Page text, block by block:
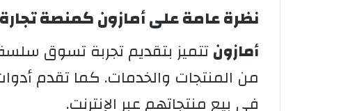
نظرة عامة على أمازون كمنصة تجارة
أمازونتتميز بتقديم تجربة تسوق
من المنتجات والخدمات. كما تقدم
في بيع منتجاتهم عبر الإنترنت.